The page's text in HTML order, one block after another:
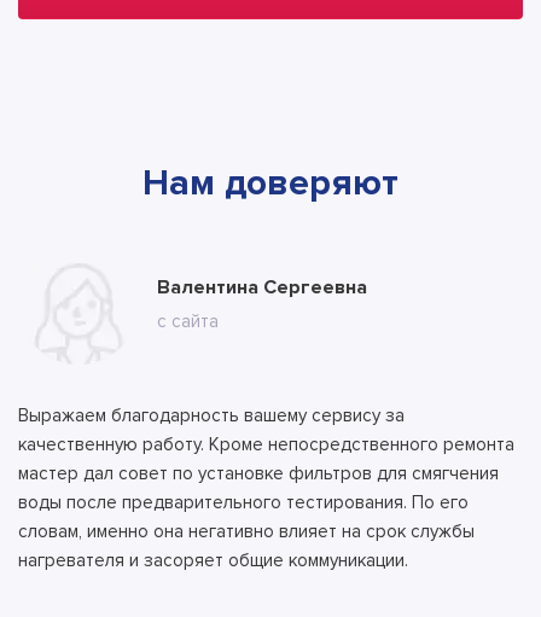
Нам доверяют
Марина
с ВК
Валентина Сергеевна
с сайта
Выражаем благодарность вашему сервису за
качественную работу. Кроме непосредственного ремонта
мастер дал совет по установке фильтров для смягчения
воды после предварительного тестирования. По его
словам, именно она негативно влияет на срок службы
нагревателя и засоряет общие коммуникации.
Владимир
с сайта